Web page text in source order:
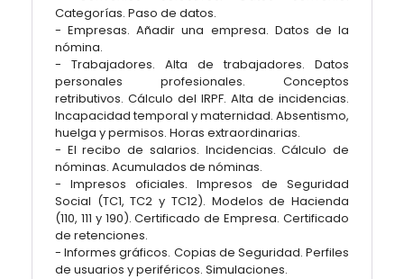
Categorías. Paso de datos.
- Empresas. Añadir una empresa. Datos de la
nómina.
- Trabajadores. Alta de trabajadores. Datos
personales profesionales. Conceptos
retributivos. Cálculo del IRPF. Alta de incidencias.
Incapacidad temporal y maternidad. Absentismo,
huelga y permisos. Horas extraordinarias.
- El recibo de salarios. Incidencias. Cálculo de
nóminas. Acumulados de nóminas.
- Impresos oficiales. Impresos de Seguridad
Social (TC1, TC2 y TC12). Modelos de Hacienda
(110, 111 y 190). Certificado de Empresa. Certificado
de retenciones.
- Informes gráficos. Copias de Seguridad. Perfiles
de usuarios y periféricos. Simulaciones.